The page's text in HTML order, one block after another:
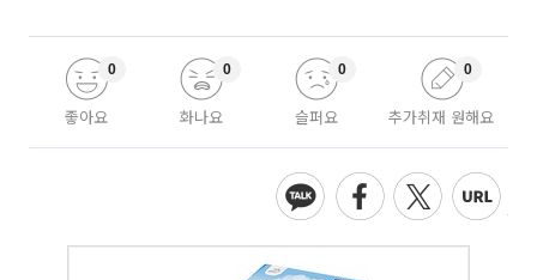
좋아요
0
화나요
0
슬퍼요
0
추가취재 원해요
0